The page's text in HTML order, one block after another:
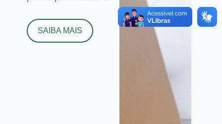
SAIBA MAIS